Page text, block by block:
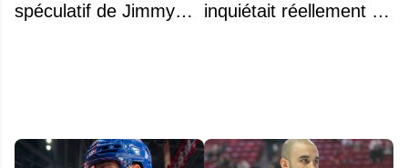
spéculatif de Jimmy
inquiétait réellement sa